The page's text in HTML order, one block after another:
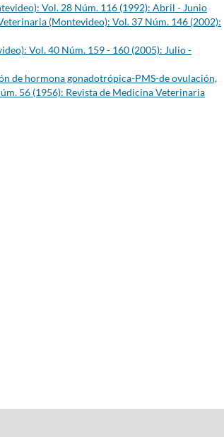
Vol. 28 Núm. 116 (1992): Abril - Junio
(Montevideo): Vol. 37 Núm. 146 (2002):
Vol. 40 Núm. 159 - 160 (2005): Julio -
de hormona gonadotrópica-PMS-de ovulación,
56 (1956): Revista de Medicina Veterinaria